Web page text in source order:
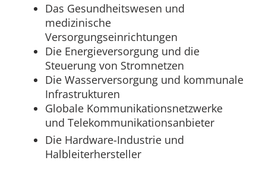
Das Gesundheitswesen und
medizinische
Versorgungseinrichtungen
Die Energieversorgung und die
Steuerung von Stromnetzen
Die Wasserversorgung und kommunale
Infrastrukturen
Globale Kommunikationsnetzwerke
und Telekommunikationsanbieter
Die Hardware-Industrie und
Halbleiterhersteller